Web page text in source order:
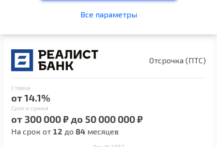
Все параметры
Отсрочка (ПТС)
Ставка
от 14.1%
Срок и сумма
от 300 000 ₽ до 50 000 000 ₽
На срок от 12 до 84 месяцев